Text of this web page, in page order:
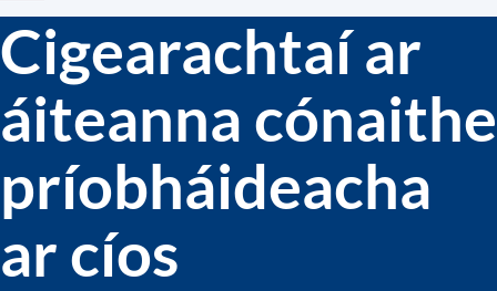
Cigearachtaí ar
áiteanna cónaithe
príobháideacha
ar cíos